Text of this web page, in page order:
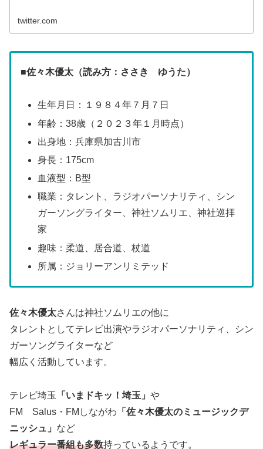
twitter.com
■佐々木優太（読み方：ささき ゆうた）
生年月日：１９８４年７月７日
年齢：38歳（２０２３年１月時点）
出身地：兵庫県加古川市
身長：175cm
血液型：B型
職業：タレント、ラジオパーソナリティ、シン
ガーソングライター、神社ソムリエ、神社巡拝
家
趣味：柔道、居合道、杖道
所属：ジョリーアンリミテッド
佐々木優太さんは神社ソムリエの他に
タレントとしてテレビ出演やラジオパーソナリティ、シン
ガーソングライターなど
幅広く活動しています。
テレビ埼玉 「いまドキッ！埼玉」 や
FM Salus・FMしながわ 「佐々木優太のミュージックデ
ニッシュ」 など
レギュラー番組も多数持っているようです。